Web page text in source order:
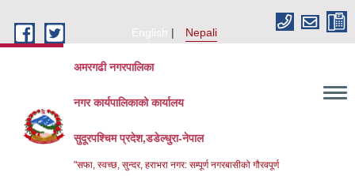
English
Nepali
अमरगढी नगरपालिका
नगर कार्यपालिकाको कार्यालय
सुदूरपश्चिम प्रदेश,डडेल्धुरा-नेपाल
"सफा, स्वच्छ, सुन्दर, हराभरा नगर: सम्पूर्ण नगरबासीको गौरवपूर्ण